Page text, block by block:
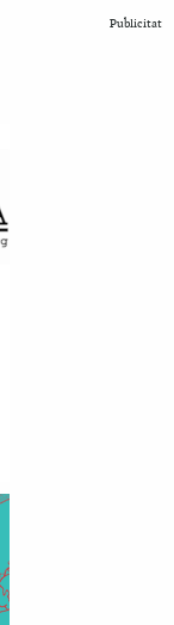
Publicitat